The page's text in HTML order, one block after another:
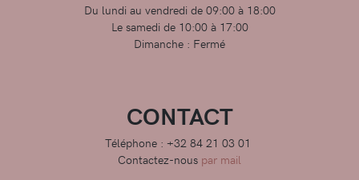
Du lundi au vendredi de 09:00 à 18:00
Le samedi de 10:00 à 17:00
Dimanche : Fermé
CONTACT
Téléphone : +32 84 21 03 01
Contactez-nous par mail